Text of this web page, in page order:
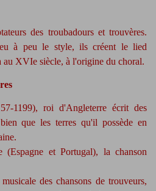
des troubadours et trouvères.
à peu le style, ils créent le lied
au XVIe siècle, à l'origine du choral.
1199), roi d'Angleterre écrit des
que les terres qu'il possède en
(Espagne et Portugal), la chanson
des chansons de trouveurs,